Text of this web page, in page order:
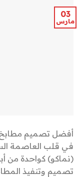
03
مارس
أفضل تصميم مطابخ
في قلب العاصمة
(نماكو) كواحدة من
تصميم وتنفيذ